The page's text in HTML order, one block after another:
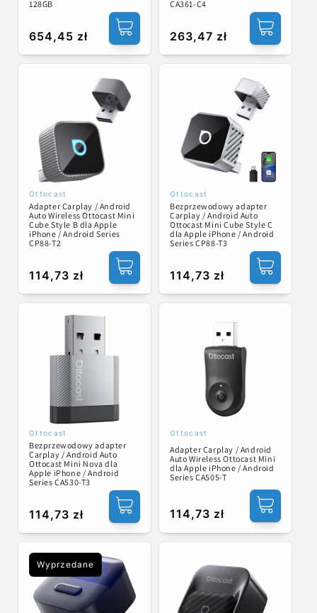
128GB
Cena
regularna
654,45 zł
CA361-C4
Cena
regularna
263,47 zł
Dostawca:
Ottocast
Adapter Carplay / Android
Auto Wireless Ottocast Mini
Cube Style B dla Apple
iPhone / Android Series
CP88-T2
Cena
regularna
114,73 zł
Dostawca:
Ottocast
Bezprzewodowy adapter
Carplay / Android Auto
Ottocast Mini Cube Style C
dla Apple iPhone / Android
Series CP88-T3
Cena
regularna
114,73 zł
Dostawca:
Ottocast
Bezprzewodowy adapter
Carplay / Android Auto
Ottocast Mini Nova dla
Apple iPhone / Android
Series CA530-T3
Cena
regularna
114,73 zł
Dostawca:
Ottocast
Adapter Carplay / Android
Auto Wireless Ottocast Mini
dla Apple iPhone / Android
Series CA505-T
Cena
regularna
114,73 zł
Wyprzedane